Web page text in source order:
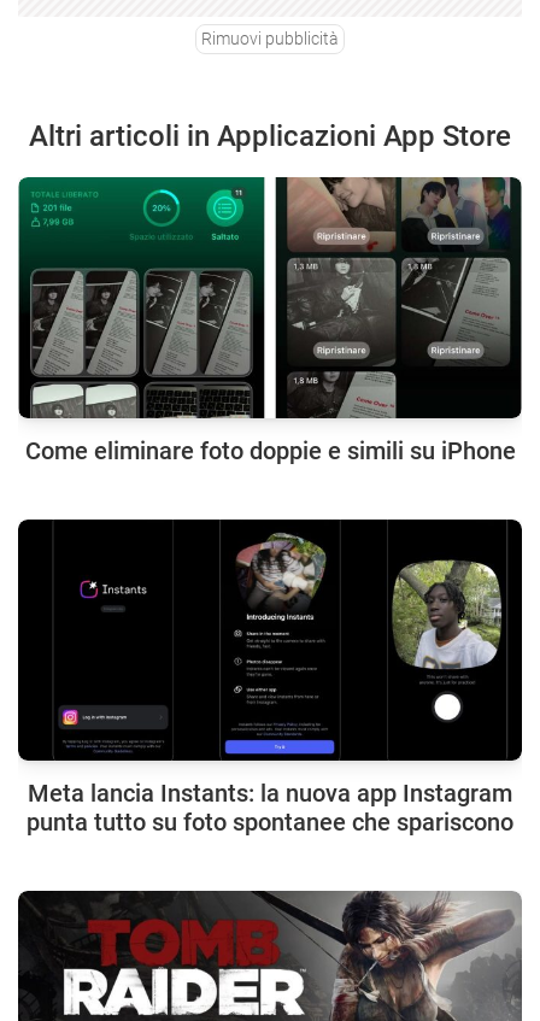
Rimuovi pubblicità
Altri articoli in Applicazioni App Store
Come eliminare foto doppie e simili su iPhone
Meta lancia Instants: la nuova app Instagram
punta tutto su foto spontanee che spariscono